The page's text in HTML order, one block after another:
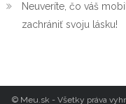
Neuveríte, čo váš
zachrániť svoju lásku!
© Meu.sk - Všetky práva